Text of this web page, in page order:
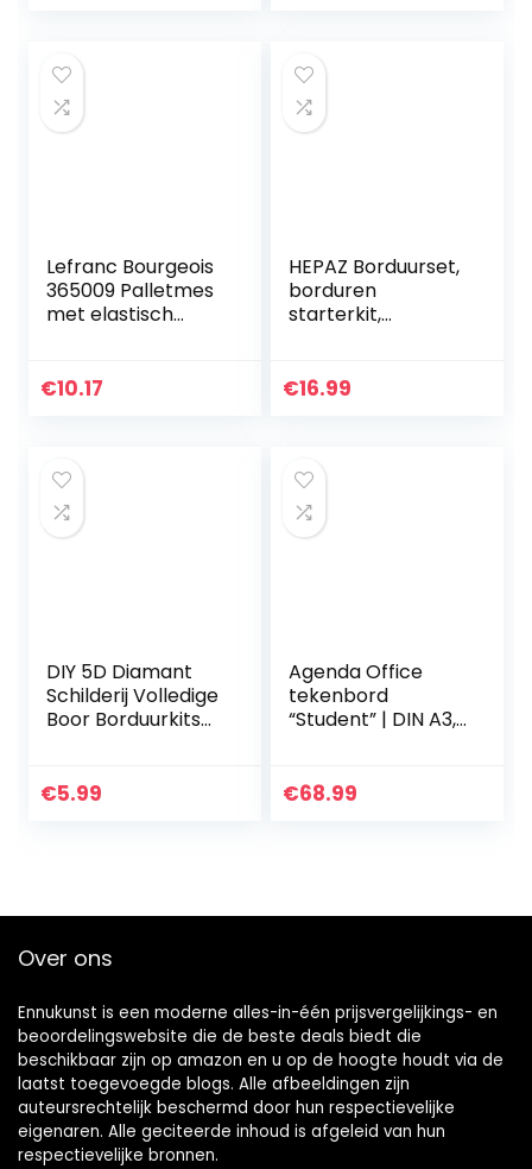
Lefranc Bourgeois
365009 Palletmes
met elastisch
houten handvat
€10.17
HEPAZ Borduurset,
borduren
starterkit,
stuks
€16.99
DIY 5D Diamant
Schilderij Volledige
Boor Borduurkits
€5.99
Agenda Office
tekenbord
“Student” | DIN A3,
voordelige,
€68.99
Over ons
Ennukunst is een moderne alles-in-één prijsvergelijkings- en
beoordelingswebsite die de beste deals biedt die
beschikbaar zijn op amazon en u op de hoogte houdt via de
laatst toegevoegde blogs. Alle afbeeldingen zijn
auteursrechtelijk beschermd door hun respectievelijke
eigenaren. Alle geciteerde inhoud is afgeleid van hun
respectievelijke bronnen.